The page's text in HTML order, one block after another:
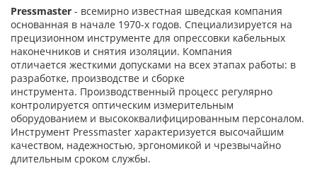
Pressmaster - всемирно известная шведская компания
основанная в начале 1970-х годов. Специализируется на
прецизионном инструменте для опрессовки кабельных
наконечников и снятия изоляции. Компания
отличается жесткими допусками на всех этапах работы: в
разработке, производстве и сборке
инструмента. Производственный процесс регулярно
контролируется оптическим измерительным
оборудованием и высококвалифицированным персоналом.
Инструмент Pressmaster характеризуется высочайшим
качеством, надежностью, эргономикой и чрезвычайно
длительным сроком службы.